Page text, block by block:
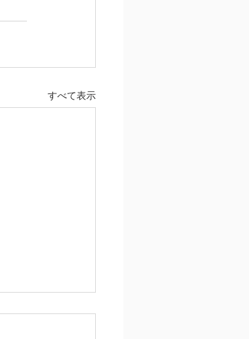
すべて表示